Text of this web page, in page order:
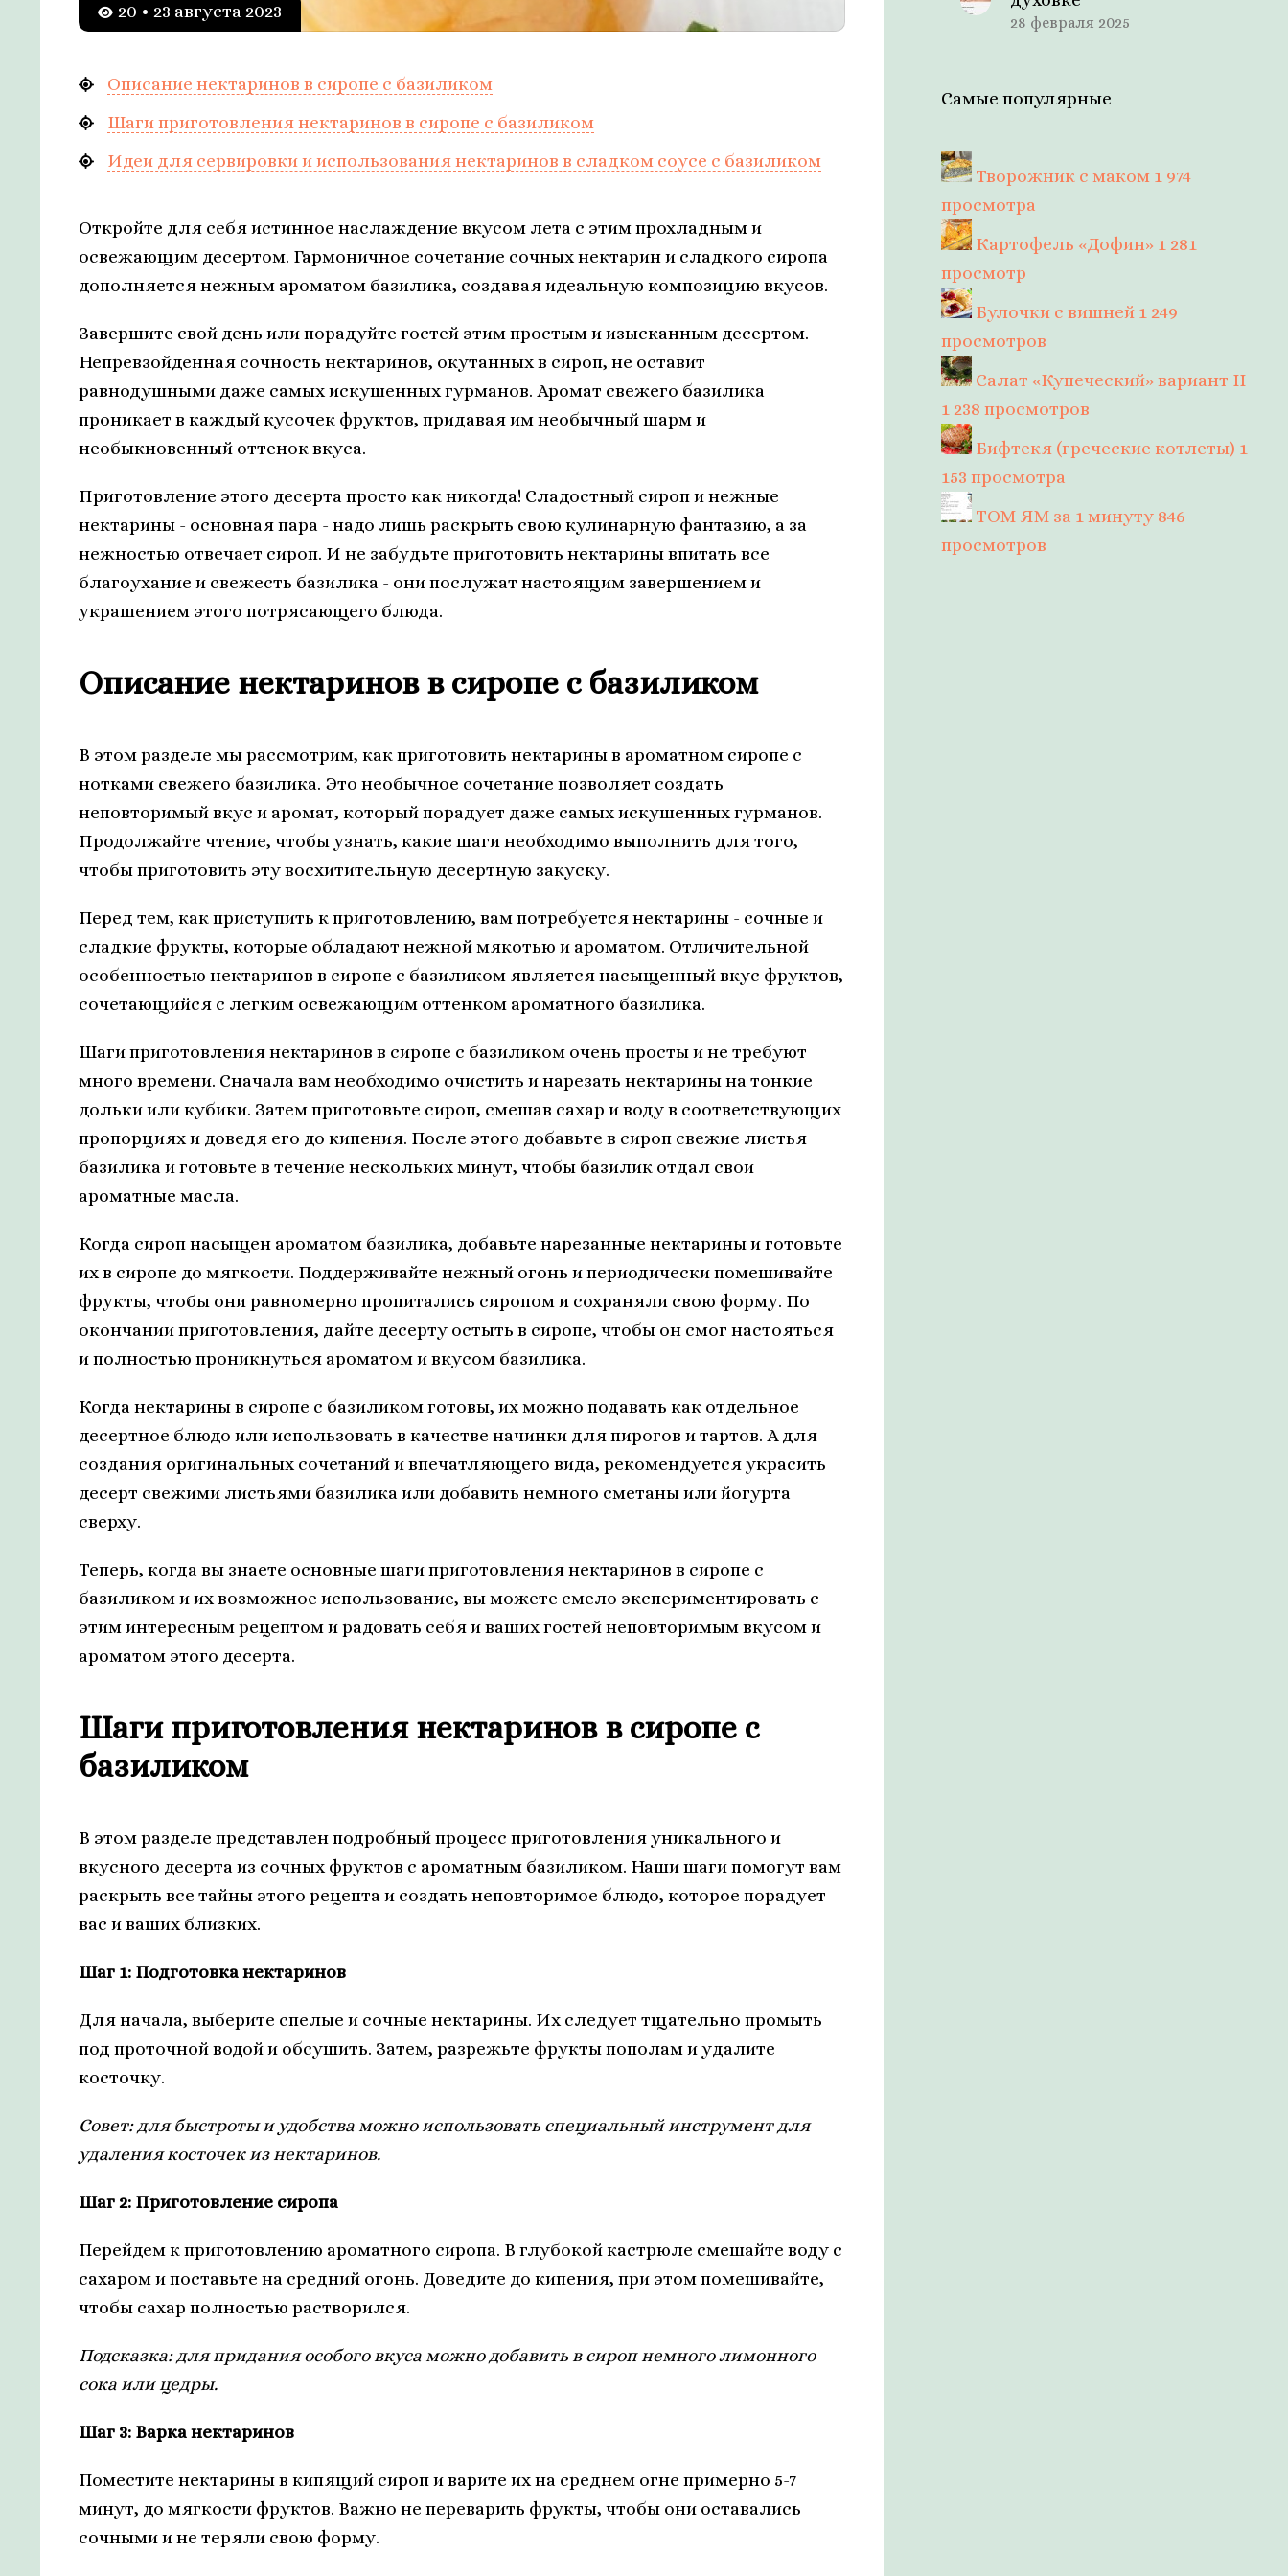
20 • 23 августа 2023
Описание нектаринов в сиропе с базиликом
Шаги приготовления нектаринов в сиропе с базиликом
Идеи для сервировки и использования нектаринов в сладком соусе с базиликом
Откройте для себя истинное наслаждение вкусом лета с этим прохладным и
освежающим десертом. Гармоничное сочетание сочных нектарин и сладкого сиропа
дополняется нежным ароматом базилика, создавая идеальную композицию вкусов.
Завершите свой день или порадуйте гостей этим простым и изысканным десертом.
Непревзойденная сочность нектаринов, окутанных в сироп, не оставит
равнодушными даже самых искушенных гурманов. Аромат свежего базилика
проникает в каждый кусочек фруктов, придавая им необычный шарм и
необыкновенный оттенок вкуса.
Приготовление этого десерта просто как никогда! Сладостный сироп и нежные
нектарины - основная пара - надо лишь раскрыть свою кулинарную фантазию, а за
нежностью отвечает сироп. И не забудьте приготовить нектарины впитать все
благоухание и свежесть базилика - они послужат настоящим завершением и
украшением этого потрясающего блюда.
Описание нектаринов в сиропе с базиликом
В этом разделе мы рассмотрим, как приготовить нектарины в ароматном сиропе с
нотками свежего базилика. Это необычное сочетание позволяет создать
неповторимый вкус и аромат, который порадует даже самых искушенных гурманов.
Продолжайте чтение, чтобы узнать, какие шаги необходимо выполнить для того,
чтобы приготовить эту восхитительную десертную закуску.
Перед тем, как приступить к приготовлению, вам потребуется нектарины - сочные и
сладкие фрукты, которые обладают нежной мякотью и ароматом. Отличительной
особенностью нектаринов в сиропе с базиликом является насыщенный вкус фруктов,
сочетающийся с легким освежающим оттенком ароматного базилика.
Шаги приготовления нектаринов в сиропе с базиликом очень просты и не требуют
много времени. Сначала вам необходимо очистить и нарезать нектарины на тонкие
дольки или кубики. Затем приготовьте сироп, смешав сахар и воду в соответствующих
пропорциях и доведя его до кипения. После этого добавьте в сироп свежие листья
базилика и готовьте в течение нескольких минут, чтобы базилик отдал свои
ароматные масла.
Когда сироп насыщен ароматом базилика, добавьте нарезанные нектарины и готовьте
их в сиропе до мягкости. Поддерживайте нежный огонь и периодически помешивайте
фрукты, чтобы они равномерно пропитались сиропом и сохраняли свою форму. По
окончании приготовления, дайте десерту остыть в сиропе, чтобы он смог настояться
и полностью проникнуться ароматом и вкусом базилика.
Когда нектарины в сиропе с базиликом готовы, их можно подавать как отдельное
десертное блюдо или использовать в качестве начинки для пирогов и тартов. А для
создания оригинальных сочетаний и впечатляющего вида, рекомендуется украсить
десерт свежими листьями базилика или добавить немного сметаны или йогурта
сверху.
Теперь, когда вы знаете основные шаги приготовления нектаринов в сиропе с
базиликом и их возможное использование, вы можете смело экспериментировать с
этим интересным рецептом и радовать себя и ваших гостей неповторимым вкусом и
ароматом этого десерта.
Шаги приготовления нектаринов в сиропе с
базиликом
В этом разделе представлен подробный процесс приготовления уникального и
вкусного десерта из сочных фруктов с ароматным базиликом. Наши шаги помогут вам
раскрыть все тайны этого рецепта и создать неповторимое блюдо, которое порадует
вас и ваших близких.
Шаг 1: Подготовка нектаринов
Для начала, выберите спелые и сочные нектарины. Их следует тщательно промыть
под проточной водой и обсушить. Затем, разрежьте фрукты пополам и удалите
косточку.
Совет: для быстроты и удобства можно использовать специальный инструмент для
удаления косточек из нектаринов.
Шаг 2: Приготовление сиропа
Перейдем к приготовлению ароматного сиропа. В глубокой кастрюле смешайте воду с
сахаром и поставьте на средний огонь. Доведите до кипения, при этом помешивайте,
чтобы сахар полностью растворился.
Подсказка: для придания особого вкуса можно добавить в сироп немного лимонного
сока или цедры.
Шаг 3: Варка нектаринов
Поместите нектарины в кипящий сироп и варите их на среднем огне примерно 5-7
минут, до мягкости фруктов. Важно не переварить фрукты, чтобы они оставались
сочными и не теряли свою форму.
28 февраля 2025
Самые популярные
Творожник с маком 1 974
просмотра
Картофель «Дофин» 1 281
просмотр
Булочки с вишней 1 249
просмотров
Салат «Купеческий» вариант II
1 238 просмотров
Бифтекя (греческие котлеты) 1
153 просмотра
ТОМ ЯМ за 1 минуту 846
просмотров